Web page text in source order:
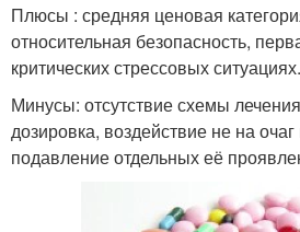
Плюсы : средняя ценовая
относительная безопасность,
критических стрессовых ситуациях.
Минусы: отсутствие схемы
дозировка, воздействие не на
подавление отдельных её